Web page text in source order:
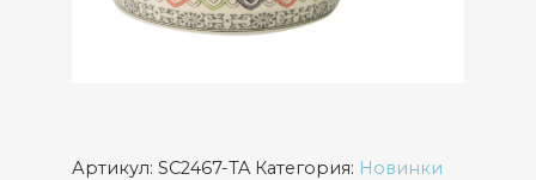
Артикул: SC2467-TA Категория: Новинки